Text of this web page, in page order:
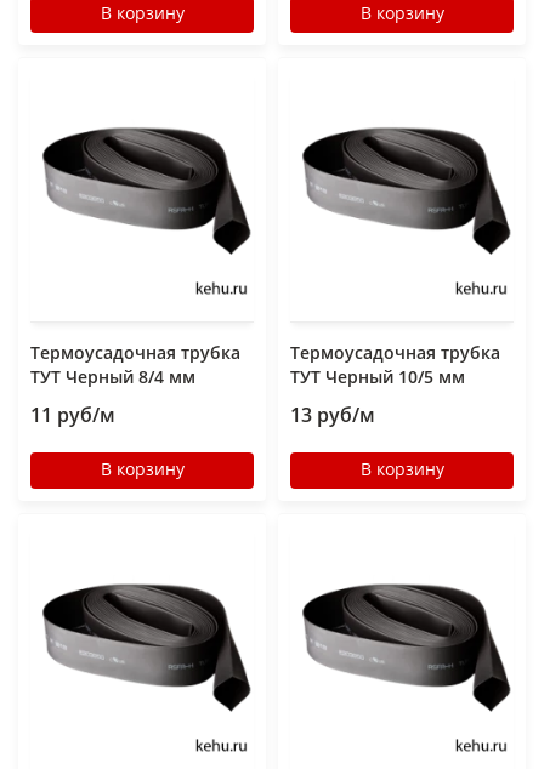
В корзину В корзину
Термоусадочная трубка
ТУТ Черный 8/4 мм
11 руб/м
В корзину
Термоусадочная трубка
ТУТ Черный 10/5 мм
13 руб/м
В корзину